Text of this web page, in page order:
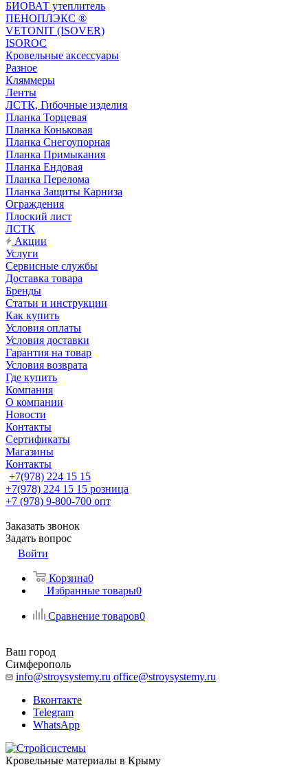
БИОВАТ утеплитель
ПЕНОПЛЭКС ®
VETONIT (ISOVER)
ISOROC
Кровельные аксессуары
Разное
Кляммеры
Ленты
ЛСТК, Гибочные изделия
Планка Торцевая
Планка Коньковая
Планка Снегоупорная
Планка Примыкания
Планка Ендовая
Планка Перелома
Планка Защиты Карниза
Ограждения
Плоский лист
ЛСТК
Акции
Услуги
Сервисные службы
Доставка товара
Бренды
Статьи и инструкции
Как купить
Условия оплаты
Условия доставки
Гарантия на товар
Условия возврата
Где купить
Компания
О компании
Новости
Контакты
Сертификаты
Магазины
Контакты
+7(978) 224 15 15
+7(978) 224 15 15 розница
+7 (978) 9-800-700 опт
Заказать звонок
Задать вопрос
Войти
Корзина0
Избранные товары0
Сравнение товаров0
Ваш город
Симферополь
info@stroysystemy.ru office@stroysystemy.ru
Вконтакте
Telegram
WhatsApp
Кровельные материалы в Крыму